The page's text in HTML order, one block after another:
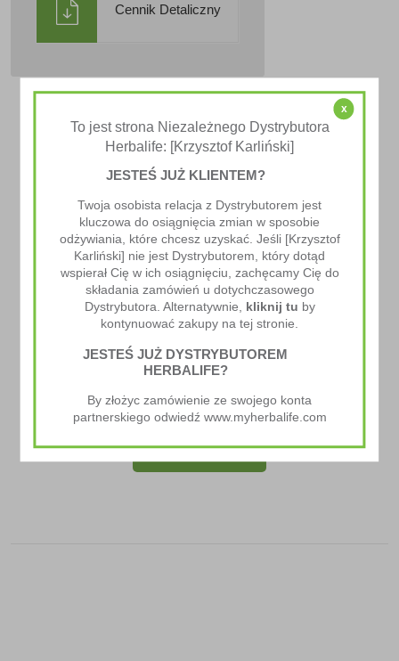
Cennik Detaliczny
Rozgniatacz Do Tabletek
25.00zł
x
To jest strona Niezależnego Dystrybutora
Herbalife: [Krzysztof Karliński]
JESTEŚ JUŻ KLIENTEM?
Twoja osobista relacja z Dystrybutorem jest
kluczowa do osiągnięcia zmian w sposobie
odżywiania, które chcesz uzyskać. Jeśli [Krzysztof
Karliński] nie jest Dystrybutorem, który dotąd
wspierał Cię w ich osiągnięciu, zachęcamy Cię do
składania zamówień u dotychczasowego
Dystrybutora. Alternatywnie, kliknij tu by
kontynuować zakupy na tej stronie.
JESTEŚ JUŻ DYSTRYBUTOREM
HERBALIFE?
By złożyc zamówienie ze swojego konta
partnerskiego odwiedź www.myherbalife.com